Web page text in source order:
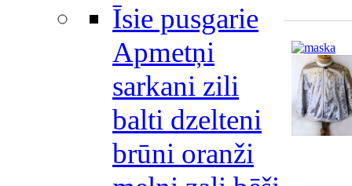
Īsie pusgarie
Apmetņi
sarkani zili
balti dzelteni
brūni oranži